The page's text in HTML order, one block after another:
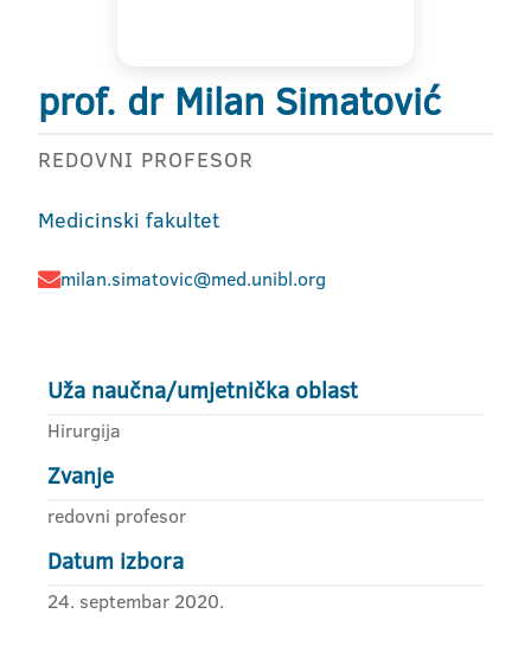
prof. dr Milan Simatović
REDOVNI PROFESOR
Medicinski fakultet
milan.simatovic@med.unibl.org
Uža naučna/umjetnička oblast
Hirurgija
Zvanje
redovni profesor
Datum izbora
24. septembar 2020.